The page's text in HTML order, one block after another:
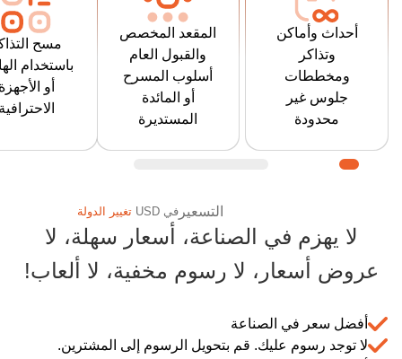
أحداث وأماكن
وتذاكر
ومخططات
جلوس غير
محدودة
المقاعد. قم
بتشغيل العديد
من الأحداث
المتزامنة في
العديد من
الأماكن حول
العالم.
المقعد المخصص
والقبول العام
أسلوب المسرح
أو المائدة
المستديرة
المدرج أو المائدة
المستديرة (نمط
العشاء) أو نمط
المطعم / الملهى
أو نمط النادي
الليلي أو أي
مسح
باستخدام
أو
هاتفك
ماسح
الاحترافي
الحضور
يدعم
البوابة
يتعلم
وفر المزيد مع Ticketor: حلول التذاكر والتسويق منخفضة التكلفة
التسعير في USD تغيير الدولة
لا يهزم في الصناعة، أسعار سهلة، لا
عروض أسعار، لا رسوم مخفية، لا ألعاب!
أفضل سعر في الصناعة
لا توجد رسوم عليك. قم بتحويل الرسوم إلى المشترين.